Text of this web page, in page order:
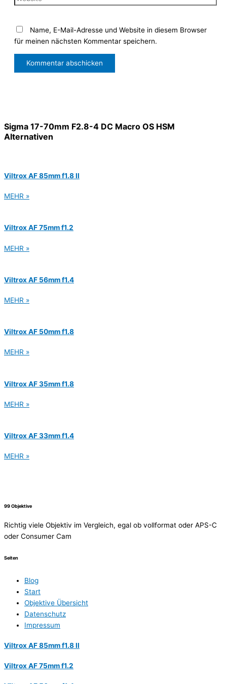
Name, E-Mail-Adresse und Website in diesem Browser
für meinen nächsten Kommentar speichern.
Sigma 17-70mm F2.8-4 DC Macro OS HSM
Alternativen
Viltrox AF 85mm f1.8 II
MEHR »
Viltrox AF 75mm f1.2
MEHR »
Viltrox AF 56mm f1.4
MEHR »
Viltrox AF 50mm f1.8
MEHR »
Viltrox AF 35mm f1.8
MEHR »
Viltrox AF 33mm f1.4
MEHR »
99 Objektive
Richtig viele Objektiv im Vergleich, egal ob vollformat oder APS-C
oder Consumer Cam
Seiten
Blog
Start
Objektive Übersicht
Datenschutz
Impressum
Viltrox AF 85mm f1.8 II
Viltrox AF 75mm f1.2